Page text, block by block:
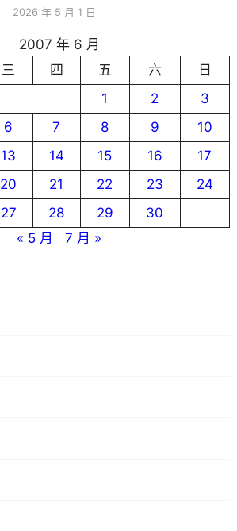
2026 年 5 月 1 日
2007 年 6 月
三 四 五 六
日
1
2
3
6 7 8 9
10
13 14 15 16
17
20 21 22 23
24
27 28 29
30
« 5 月
7 月 »